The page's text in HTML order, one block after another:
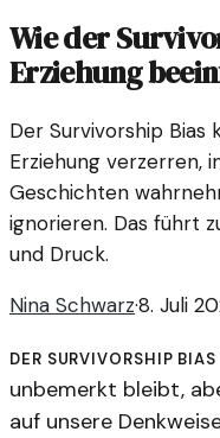
Wie der
Erziehung
Der Survivorship Bias
Erziehung verzerren,
Geschichten
ignorieren. Das führt
und Druck.
Nina Schwarz·8. Juli
Der Survivorship
unbemerkt bleibt,
auf unsere